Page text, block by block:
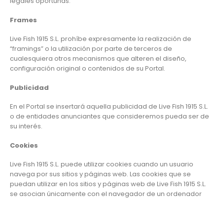
Frames
Live Fish 1915 S.L. prohíbe expresamente la realización de
“framings” o la utilización por parte de terceros de
cualesquiera otros mecanismos que alteren el diseño,
configuración original o contenidos de su Portal.
Publicidad
En el Portal se insertará aquella publicidad de Live Fish 1915 S.L.
o de entidades anunciantes que consideremos pueda ser de
su interés.
Cookies
Live Fish 1915 S.L. puede utilizar cookies cuando un usuario
navega por sus sitios y páginas web. Las cookies que se
puedan utilizar en los sitios y páginas web de Live Fish 1915 S.L.
se asocian únicamente con el navegador de un ordenador